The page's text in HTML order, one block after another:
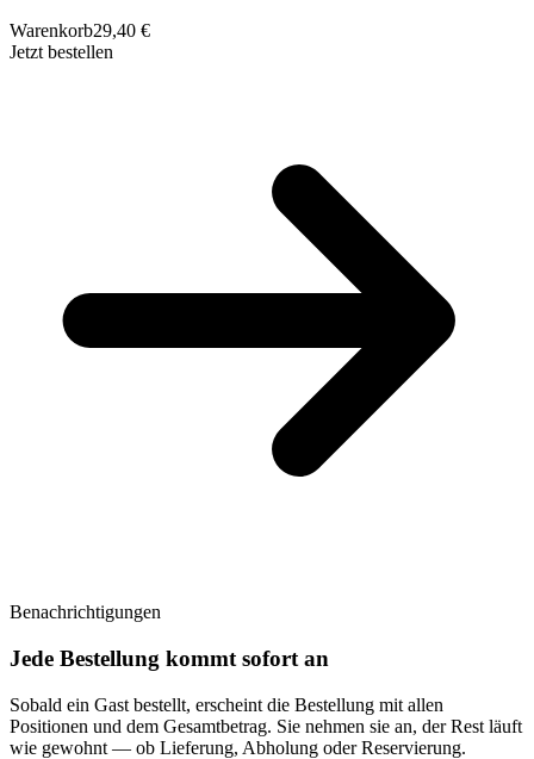
Warenkorb29,40 €
Jetzt bestellen
Benachrichtigungen
Jede Bestellung kommt sofort an
Sobald ein Gast bestellt, erscheint die Bestellung mit allen
Positionen und dem Gesamtbetrag. Sie nehmen sie an, der Rest läuft
wie gewohnt — ob Lieferung, Abholung oder Reservierung.